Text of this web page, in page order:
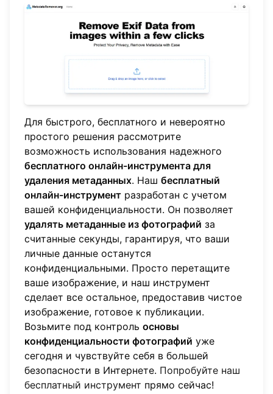
Для быстрого, бесплатного и невероятно
простого решения рассмотрите
возможность использования надежного
бесплатного онлайн-инструмента для
удаления метаданных. Наш бесплатный
онлайн-инструмент разработан с учетом
вашей конфиденциальности. Он позволяет
удалять метаданные из фотографий за
считанные секунды, гарантируя, что ваши
личные данные останутся
конфиденциальными. Просто перетащите
ваше изображение, и наш инструмент
сделает все остальное, предоставив чистое
изображение, готовое к публикации.
Возьмите под контроль основы
конфиденциальности фотографий уже
сегодня и чувствуйте себя в большей
безопасности в Интернете. Попробуйте наш
бесплатный инструмент прямо сейчас!